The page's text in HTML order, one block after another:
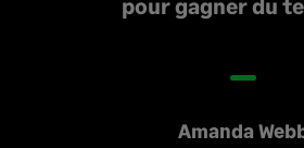
pour gagner du
Amanda